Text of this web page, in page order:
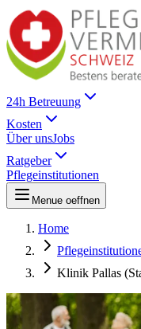
24h Betreuung
Kosten
Über unsJobs
Ratgeber
Pflegeinstitutionen
Menue oeffnen
Home
Klinik Pallas